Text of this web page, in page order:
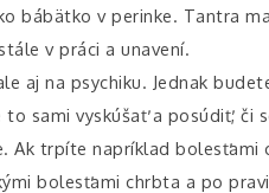
bábätko v perinke. Tantra
v práci a unavení.
aj na psychiku. Jednak
sami vyskúšať a posúdiť, či
Ak trpíte napríklad bolesťami
bolesťami chrbta a po